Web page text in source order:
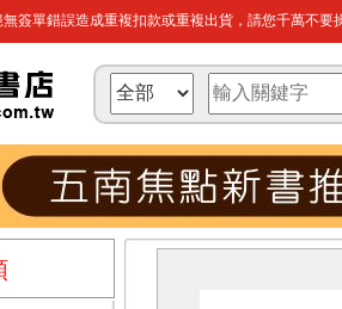
簽單錯誤造成重複扣款或重複出貨，請您千萬不要